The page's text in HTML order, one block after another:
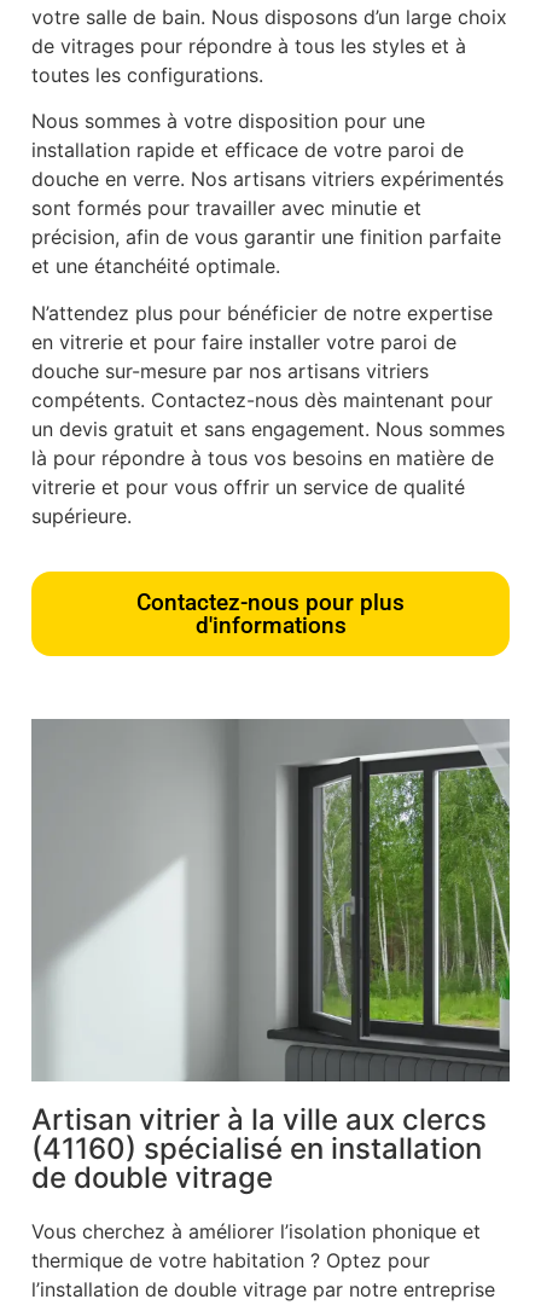
votre salle de bain. Nous disposons d’un large choix
de vitrages pour répondre à tous les styles et à
toutes les configurations.
Nous sommes à votre disposition pour une
installation rapide et efficace de votre paroi de
douche en verre. Nos artisans vitriers expérimentés
sont formés pour travailler avec minutie et
précision, afin de vous garantir une finition parfaite
et une étanchéité optimale.
N’attendez plus pour bénéficier de notre expertise
en vitrerie et pour faire installer votre paroi de
douche sur-mesure par nos artisans vitriers
compétents. Contactez-nous dès maintenant pour
un devis gratuit et sans engagement. Nous sommes
là pour répondre à tous vos besoins en matière de
vitrerie et pour vous offrir un service de qualité
supérieure.
Contactez-nous pour plus
d'informations
Artisan vitrier à la ville aux clercs
(41160) spécialisé en installation
de double vitrage
Vous cherchez à améliorer l’isolation phonique et
thermique de votre habitation ? Optez pour
l’installation de double vitrage par notre entreprise